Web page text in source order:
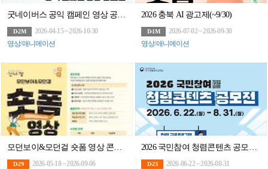
굿네이버스 공익 캠페인 영상 공모전
D-2M
2026-04-15 ~ 2026-10-30
영상/애니메이션
2026 충북 AI 광고제(~9/30)
D-1M
2026-07-02 ~ 2026-09-30
영상/애니메이션
모던보이&모던걸 숏폼 영상 콘텐츠 공모전
D-29
2026-05-18 ~ 2026-09-06
2026 국민참여 청렴콘텐츠 공모전(~8/31)
D-23
2026-06-22 ~ 2026-08-31